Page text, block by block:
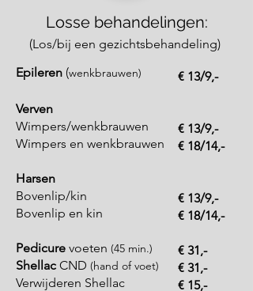
Losse behandelingen:
(Los/bij een gezichtsbehandeling)
Epileren (wenkbrauwen)
Verven
Wimpers/wenkbrauwen
Wimpers en wenkbrauwen
Harsen
Bovenlip/kin
Bovenlip en kin
Pedicure voeten (45 min.)
Shellac CND (hand of voet)
Verwijderen Shellac
€ 13/9,-
€ 13/9,-
€ 18/14,-
€ 13/9,-
€ 18/14,-
€ 31,-
€ 31,-
€ 15,-